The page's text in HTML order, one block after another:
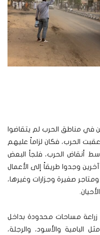
في مناطق الحرب لم يتقاضوا
الحرب، فكان لزاماً عليهم
أنقاض الحرب، فلجأ البعض
وجدوا طريقاً إلى الأعمال
صغيرة وجزارات وغيرها،
مساحات محدودة بداخل
البامية والأسود، والرجلة،